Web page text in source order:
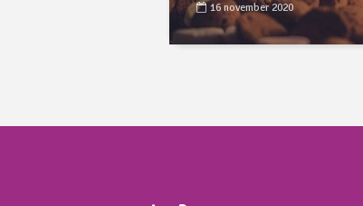
16 november 2020